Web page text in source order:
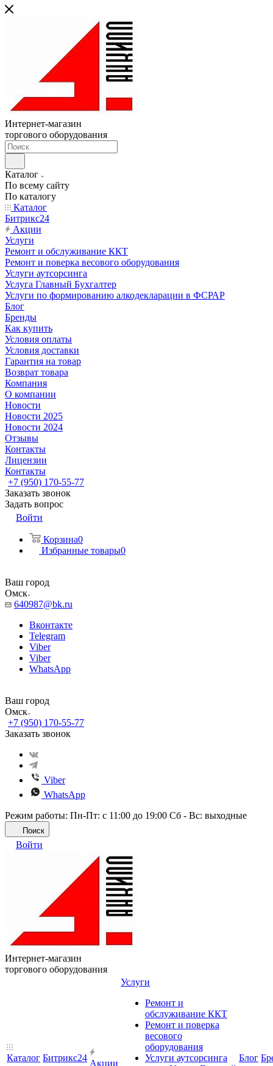
Интернет-магазин
торгового оборудования
Каталог
По всему сайту
По каталогу
Каталог
Битрикс24
Акции
Услуги
Ремонт и обслуживание ККТ
Ремонт и поверка весового оборудования
Услуги аутсорсинга
Услуга Главный Бухгалтер
Услуги по формированию алкодекларации в ФСРАР
Блог
Бренды
Как купить
Условия оплаты
Условия доставки
Гарантия на товар
Возврат товара
Компания
О компании
Новости
Новости 2025
Новости 2024
Отзывы
Контакты
Лицензии
Контакты
+7 (950) 170-55-77
Заказать звонок
Задать вопрос
Войти
Корзина0
Избранные товары0
Ваш город
Омск
640987@bk.ru
Вконтакте
Telegram
Viber
Viber
WhatsApp
Ваш город
Омск
+7 (950) 170-55-77
Заказать звонок
Viber
WhatsApp
Режим работы: Пн-Пт: с 11:00 до 19:00 Сб - Вс: выходные
Поиск
Войти
Интернет-магазин
торгового оборудования
Каталог Битрикс24
Акции
Услуги
Ремонт и
обслуживание ККТ
Ремонт и поверка
весового
оборудования
Услуги аутсорсинга
Блог